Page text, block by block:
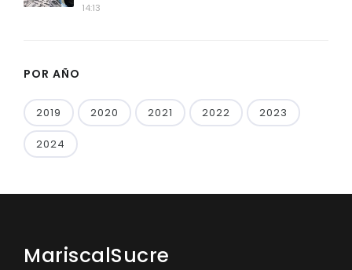
14:13
POR AÑO
2019 2020 2021 2022 2023
2024
MariscalSucre